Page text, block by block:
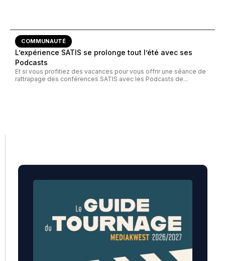
COMMUNAUTÉ
L’expérience SATIS se prolonge tout l’été avec ses
Podcasts
Et si vous profitiez des vacances pour vous offrir une séance de
rattrapage des conférences SATIS avec les Podcasts de...